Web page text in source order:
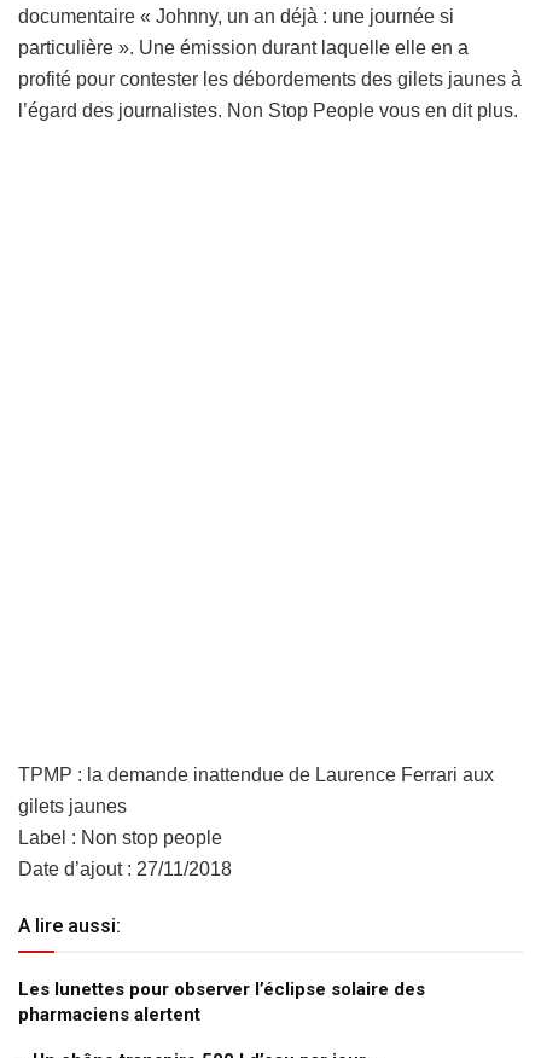
documentaire « Johnny, un an déjà : une journée si
particulière ». Une émission durant laquelle elle en a
profité pour contester les débordements des gilets jaunes à
l’égard des journalistes. Non Stop People vous en dit plus.
TPMP : la demande inattendue de Laurence Ferrari aux
gilets jaunes
Label : Non stop people
Date d’ajout : 27/11/2018
A lire aussi:
Les lunettes pour observer l’éclipse solaire des
pharmaciens alertent